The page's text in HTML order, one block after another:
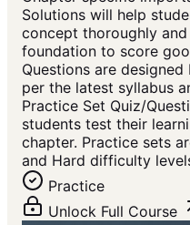
Solutions will help
concept thoroughly
foundation to score
Questions are
per the latest syllabus
Practice Set Quiz/
students test their
chapter. Practice sets
and Hard difficulty
Practice
Unlock Full Course